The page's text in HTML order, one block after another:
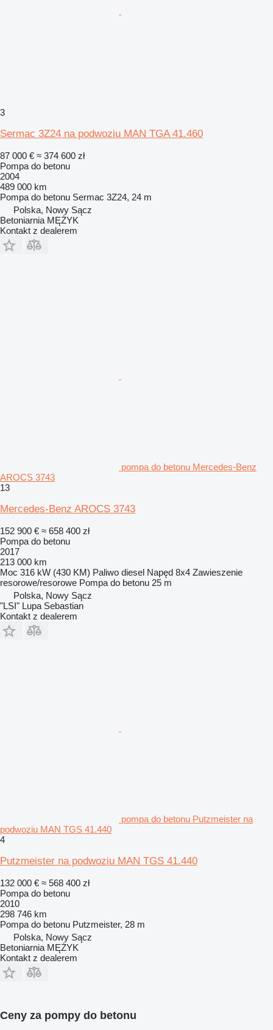
3
Sermac 3Z24 na podwoziu MAN TGA 41.460
87 000 € ≈ 374 600 zł
Pompa do betonu
2004
489 000 km
Pompa do betonu Sermac 3Z24, 24 m
Polska, Nowy Sącz
Betoniarnia MĘŻYK
Kontakt z dealerem
pompa do betonu Mercedes-Benz
AROCS 3743
13
Mercedes-Benz AROCS 3743
152 900 € ≈ 658 400 zł
Pompa do betonu
2017
213 000 km
Moc 316 kW (430 KM) Paliwo diesel Napęd 8x4 Zawieszenie
resorowe/resorowe Pompa do betonu 25 m
Polska, Nowy Sącz
"LSI" Lupa Sebastian
Kontakt z dealerem
pompa do betonu Putzmeister na
podwoziu MAN TGS 41.440
4
Putzmeister na podwoziu MAN TGS 41.440
132 000 € ≈ 568 400 zł
Pompa do betonu
2010
298 746 km
Pompa do betonu Putzmeister, 28 m
Polska, Nowy Sącz
Betoniarnia MĘŻYK
Kontakt z dealerem
Ceny za pompy do betonu